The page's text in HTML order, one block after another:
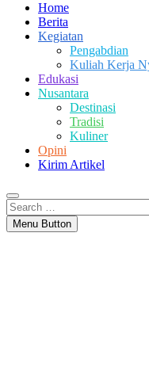
Home
Berita
Kegiatan
Pengabdian
Kuliah Kerja
Edukasi
Nusantara
Destinasi
Tradisi
Kuliner
Opini
Kirim Artikel
Search
…Menu Button